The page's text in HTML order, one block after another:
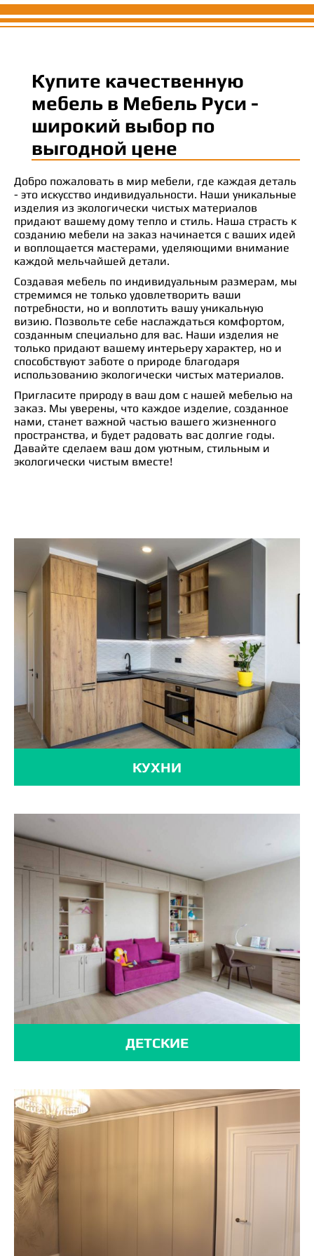
Купите качественную
мебель в Мебель Руси -
широкий выбор по
выгодной цене
Добро пожаловать в мир мебели, где каждая деталь
- это искусство индивидуальности. Наши уникальные
изделия из экологически чистых материалов
придают вашему дому тепло и стиль. Наша страсть к
созданию мебели на заказ начинается с ваших идей
и воплощается мастерами, уделяющими внимание
каждой мельчайшей детали.
Создавая мебель по индивидуальным размерам, мы
стремимся не только удовлетворить ваши
потребности, но и воплотить вашу уникальную
визию. Позвольте себе наслаждаться комфортом,
созданным специально для вас. Наши изделия не
только придают вашему интерьеру характер, но и
способствуют заботе о природе благодаря
использованию экологически чистых материалов.
Пригласите природу в ваш дом с нашей мебелью на
заказ. Мы уверены, что каждое изделие, созданное
нами, станет важной частью вашего жизненного
пространства, и будет радовать вас долгие годы.
Давайте сделаем ваш дом уютным, стильным и
экологически чистым вместе!
КУХНИ
ДЕТСКИЕ